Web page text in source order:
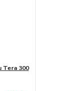
Tera 300